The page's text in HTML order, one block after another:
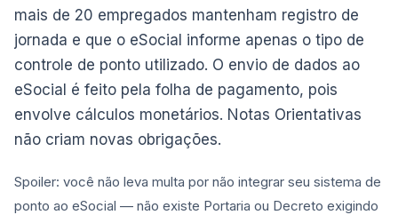
mais de 20 empregados mantenham registro de
jornada e que o eSocial informe apenas o tipo de
controle de ponto utilizado. O envio de dados ao
eSocial é feito pela folha de pagamento, pois
envolve cálculos monetários. Notas Orientativas
não criam novas obrigações.
Spoiler: você não leva multa por não integrar seu sistema de
ponto ao eSocial — não existe Portaria ou Decreto exigindo